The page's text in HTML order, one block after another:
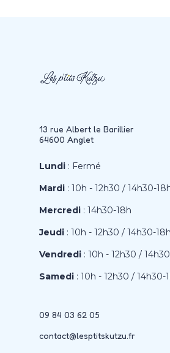
13 rue Albert le Barillier
64600 Anglet
Lundi : Fermé
Mardi : 10h - 12h30 / 14h30-
Mercredi : 14h30-18h
Jeudi : 10h - 12h30 / 14h30-
Vendredi : 10h - 12h30 /
Samedi : 10h - 12h30 / 14h30-
09 84 03 62 05
contact@lesptitskutzu.fr